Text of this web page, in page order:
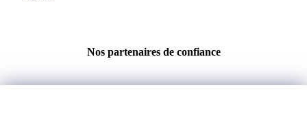
Nos partenaires de confiance